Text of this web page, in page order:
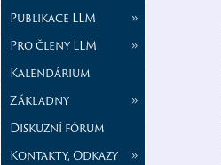
Publikace LLM
»
Pro členy LLM
»
Kalendárium
Základny
»
Diskuzní fórum
Kontakty, Odkazy
»